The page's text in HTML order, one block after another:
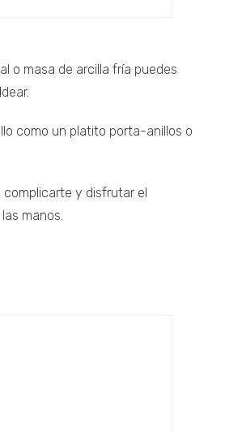
o masa de arcilla fría puedes
como un platito porta-anillos o
complicarte y disfrutar el
manos.